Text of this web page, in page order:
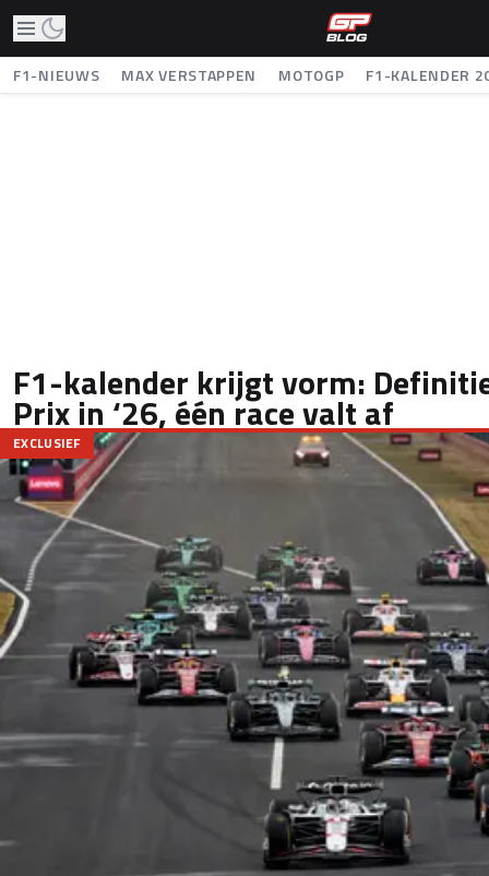
F1-NIEUWS MAX VERSTAPPEN MOTOGP F1-KALENDER
F1-kalender krijgt vorm:
Prix in ‘26, één race valt af
EXCLUSIEF